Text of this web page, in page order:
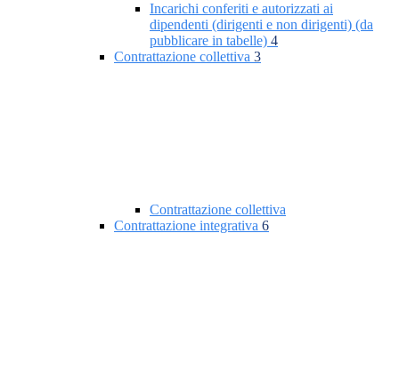
Incarichi conferiti e autorizzati ai
dipendenti (dirigenti e non dirigenti) (da
pubblicare in tabelle) 4
Contrattazione collettiva 3
Contrattazione collettiva
Contrattazione integrativa 6